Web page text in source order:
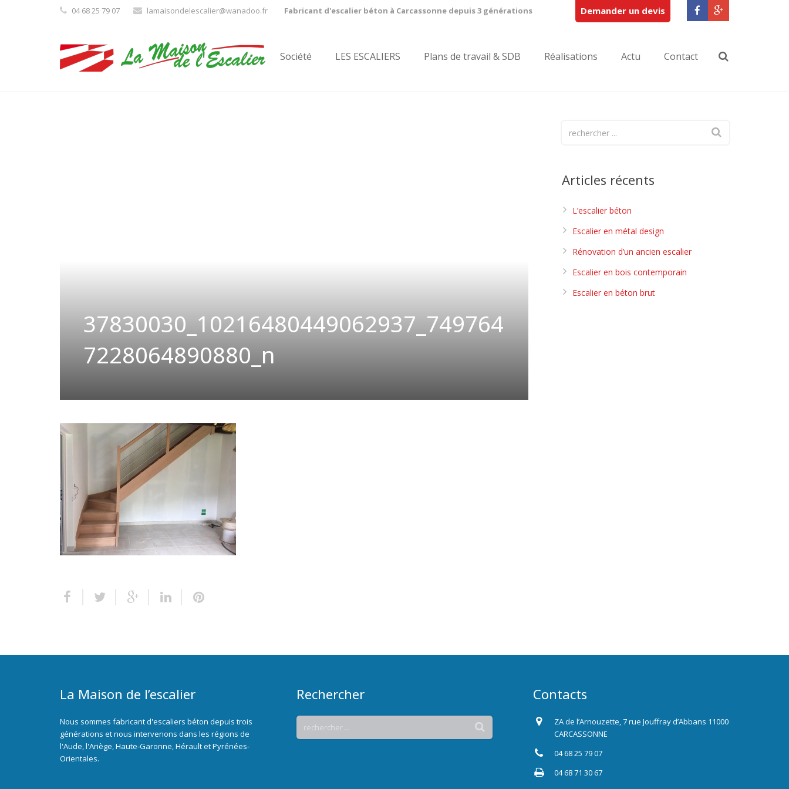
04 68 25 79 07 lamaisondelescalier@wanadoo.fr Fabricant d'escalier béton à Carcassonne depuis 3 générations Demander un devis
Société LES ESCALIERS Plans de travail & SDB Réalisations Actu Contact
37830030_10216480449062937_749764
7228064890880_n
Articles récents
L’escalier béton
Escalier en métal design
Rénovation d’un ancien escalier
Escalier en bois contemporain
Escalier en béton brut
La Maison de l’escalier
Nous sommes fabricant d'escaliers béton depuis trois
générations et nous intervenons dans les régions de
l'Aude, l'Ariège, Haute-Garonne, Hérault et Pyrénées-
Orientales.
Rechercher Contacts
ZA de l’Arnouzette, 7 rue Jouffray d’Abbans 11000
CARCASSONNE
04 68 25 79 07
04 68 71 30 67